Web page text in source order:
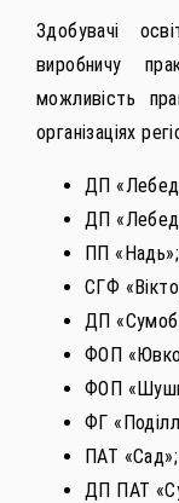
Здобувачі
виробничу
можливість
організаціях
ДП
ДП
ПП «Надь»;
СГФ
ДП
ФОП
ФОП
ФГ
ПАТ «Сад»;
ДП ПАТ